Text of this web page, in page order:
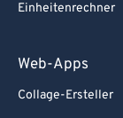
Einheitenrechner
Web-Apps
Collage-Ersteller